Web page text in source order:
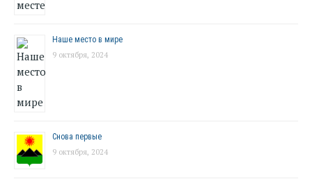
Наше место в мире
9 октября, 2024
Снова первые
9 октября, 2024